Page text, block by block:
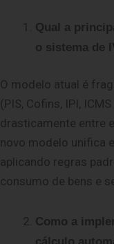
Qual a
o sistema de
O modelo atual é
(PIS, Cofins, IPI,
drasticamente entre
novo modelo unifica
aplicando regras
consumo de bens e
Como a